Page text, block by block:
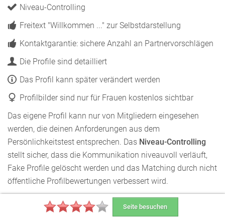
Niveau-Controlling
Freitext "Willkommen ..." zur Selbstdarstellung
Kontaktgarantie: sichere Anzahl an Partnervorschlägen
Die Profile sind detailliert
Das Profil kann später verändert werden
Profilbilder sind nur für Frauen kostenlos sichtbar
Das eigene Profil kann nur von Mitgliedern eingesehen
werden, die deinen Anforderungen aus dem
Persönlichkeitstest entsprechen. Das Niveau-Controlling
stellt sicher, dass die Kommunikation niveauvoll verläuft,
Fake Profile gelöscht werden und das Matching durch nicht
öffentliche Profilbewertungen verbessert wird.
Das Profil gliedert sich in Fotos, wichtigste Angaben zum
Äußeren, zur Mobilität und zum Rauchverhalten, den
Seite besuchen